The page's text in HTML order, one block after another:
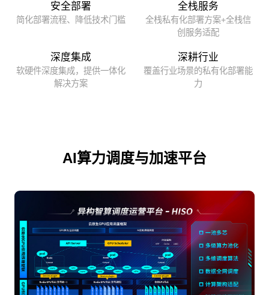
安全部署
简化部署流程、降低技术门槛
全栈服务
全栈私有化部署方案+全栈信
创服务适配
深度集成
软硬件深度集成，提供一体化
解决方案
深耕行业
覆盖行业场景的私有化部署能
力
AI算力调度与加速平台